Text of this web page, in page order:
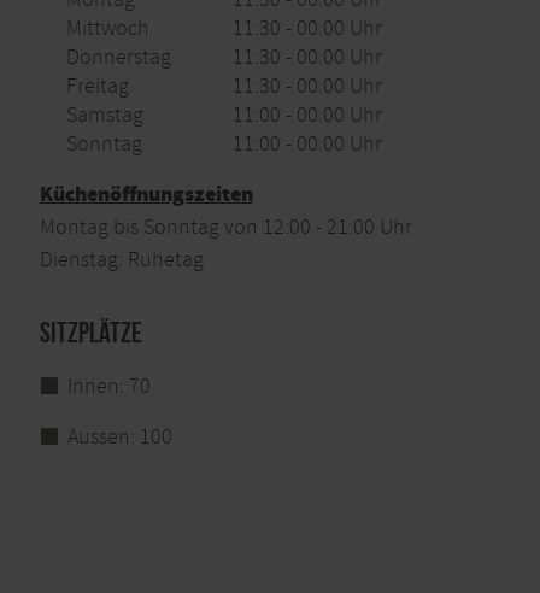
Mittwoch
11:30 - 00:00 Uhr
Donnerstag
11:30 - 00:00 Uhr
Freitag
11:30 - 00:00 Uhr
Samstag
11:00 - 00:00 Uhr
Sonntag
11:00 - 00:00 Uhr
Küchenöffnungszeiten
Montag bis Sonntag von 12:00 - 21:00 Uhr
Dienstag: Ruhetag
Sitzplätze
Innen: 70
Aussen: 100